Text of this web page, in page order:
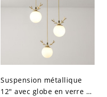
Suspension métallique
12" avec globe en verre et